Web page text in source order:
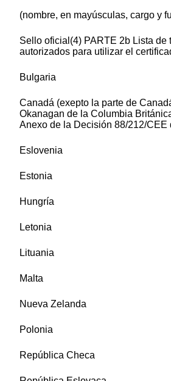
(nombre, en mayúsculas, cargo y
Sello oficial(4) PARTE 2b Lista de
autorizados para utilizar el
Bulgaria
Canadá (exepto la parte de
Okanagan de la Columbia
Anexo de la Decisión 88/212/CEE
Eslovenia
Estonia
Hungría
Letonia
Lituania
Malta
Nueva Zelanda
Polonia
República Checa